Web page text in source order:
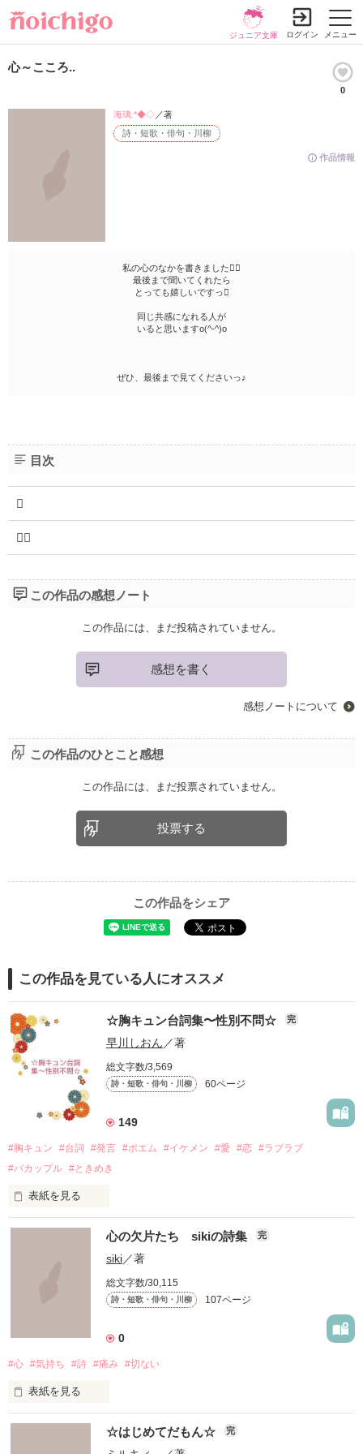
メニュー
ジュニア文庫 ログイン
心～こころ..
0
作品情報
詩・短歌・俳句・川柳
海璃.*◆◇／著
私の心のなかを書きました
最後まで聞いてくれたら
とっても嬉しいですっ
同じ共感になれる人が
いると思いますo(^-^)o
ぜひ、最後まで見てくださいっ♪
目次


この作品の感想ノート
この作品には、まだ投稿されていません。
感想を書く
感想ノートについて
この作品のひとこと感想
この作品には、まだ投票されていません。
投票する
この作品をシェア
この作品を見ている人にオススメ
☆胸キュン台詞集〜性別不問☆ 完
早川しおん ／著
総文字数/3,569
詩・短歌・俳句・川柳 60ページ
149
#胸キュン #台詞 #発言 #ポエム #イケメン #愛 #恋 #ラブラブ
#バカップル #ときめき
表紙を見る
「僕が先生にキスしたら、
ドキッとしてくれますか……？」
長年多くの方にご愛読いただいていて嬉しいです。
2025年もよろしくお願いします♪
胸キュンな台詞を読んで、
心の欠片たち sikiの詩集 完
siki／著
総文字数/30,115
詩・短歌・俳句・川柳 107ページ
0
#心 #気持ち #詩 #痛み #切ない
表紙を見る
「日々の詩」
☆はじめてだもん☆ 完